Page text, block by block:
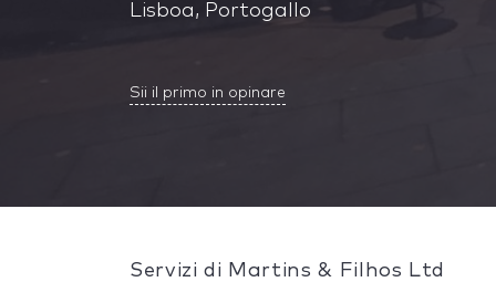
Lisboa, Portogallo
Sii il primo in opinare
Servizi di Martins & Filhos Ltd